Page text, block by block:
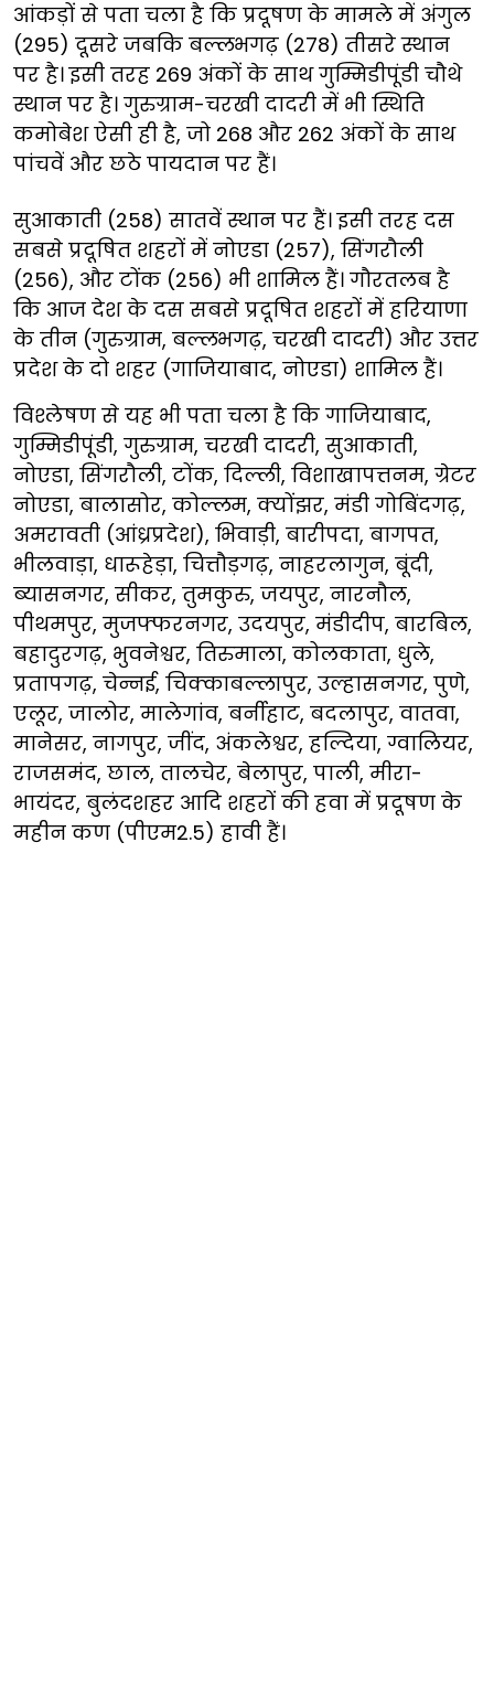
आंकड़ों से पता चला है कि प्रदूषण के मामले में अंगुल
(295) दूसरे जबकि बल्लभगढ़ (278) तीसरे स्थान
पर है। इसी तरह 269 अंकों के साथ गुम्मिडीपूंडी चौथे
स्थान पर है। गुरुग्राम-चरखी दादरी में भी स्थिति
कमोबेश ऐसी ही है, जो 268 और 262 अंकों के साथ
पांचवें और छठे पायदान पर हैं।
सुआकाती (258) सातवें स्थान पर हैं। इसी तरह दस
सबसे प्रदूषित शहरों में नोएडा (257), सिंगरौली
(256), और टोंक (256) भी शामिल हैं। गौरतलब है
कि आज देश के दस सबसे प्रदूषित शहरों में हरियाणा
के तीन (गुरुग्राम, बल्लभगढ़, चरखी दादरी) और उत्तर
प्रदेश के दो शहर (गाजियाबाद, नोएडा) शामिल हैं।
विश्लेषण से यह भी पता चला है कि गाजियाबाद,
गुम्मिडीपूंडी, गुरुग्राम, चरखी दादरी, सुआकाती,
नोएडा, सिंगरौली, टोंक, दिल्ली, विशाखापत्तनम, ग्रेटर
नोएडा, बालासोर, कोल्लम, क्योंझर, मंडी गोबिंदगढ़,
अमरावती (आंध्रप्रदेश), भिवाड़ी, बारीपदा, बागपत,
भीलवाड़ा, धारूहेड़ा, चित्तौड़गढ़, नाहरलागुन, बूंदी,
ब्यासनगर, सीकर, तुमकुरु, जयपुर, नारनौल,
पीथमपुर, मुजफ्फरनगर, उदयपुर, मंडीदीप, बारबिल,
बहादुरगढ़, भुवनेश्वर, तिरुमाला, कोलकाता, धुले,
प्रतापगढ़, चेन्नई, चिक्काबल्लापुर, उल्हासनगर, पुणे,
एलूर, जालोर, मालेगांव, बर्नीहाट, बदलापुर, वातवा,
मानेसर, नागपुर, जींद, अंकलेश्वर, हल्दिया, ग्वालियर,
राजसमंद, छाल, तालचेर, बेलापुर, पाली, मीरा-
भायंदर, बुलंदशहर आदि शहरों की हवा में प्रदूषण के
महीन कण (पीएम2.5) हावी हैं।